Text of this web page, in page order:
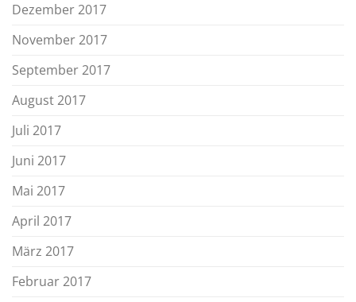
Dezember 2017
November 2017
September 2017
August 2017
Juli 2017
Juni 2017
Mai 2017
April 2017
März 2017
Februar 2017